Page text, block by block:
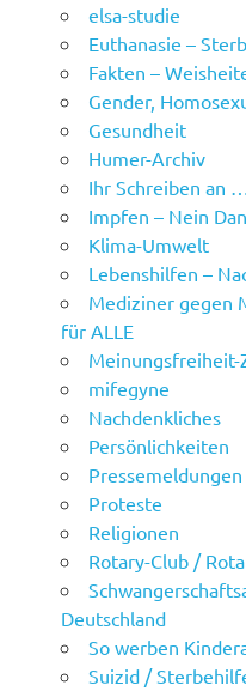
elsa-studie
Euthanasie –
Fakten –
Gender,
Gesundheit
Humer-Archiv
Ihr Schreiben an
Impfen – Nein
Klima-Umwelt
Lebenshilfen –
Mediziner gegen
für ALLE
Meinungsfreiheit-
mifegyne
Nachdenkliches
Persönlichkeiten
Pressemeldungen
Proteste
Religionen
Rotary-Club /
Deutschland
So werben
Suizid /